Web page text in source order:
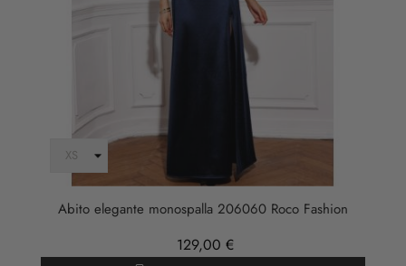
Abito elegante monospalla 206060 Roco Fashion
129,00 €